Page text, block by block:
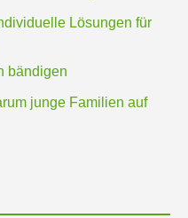
Lösungen für
bändigen
junge Familien auf